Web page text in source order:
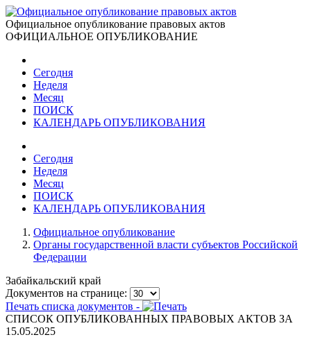
Официальное опубликование правовых актов
ОФИЦИАЛЬНОЕ ОПУБЛИКОВАНИЕ
Сегодня
Неделя
Месяц
ПОИСК
КАЛЕНДАРЬ ОПУБЛИКОВАНИЯ
Сегодня
Неделя
Месяц
ПОИСК
КАЛЕНДАРЬ ОПУБЛИКОВАНИЯ
Официальное опубликование
Органы государственной власти субъектов Российской
Федерации
Забайкальский край
Документов на странице:
Печать списка документов -
СПИСОК ОПУБЛИКОВАННЫХ ПРАВОВЫХ АКТОВ ЗА
15.05.2025